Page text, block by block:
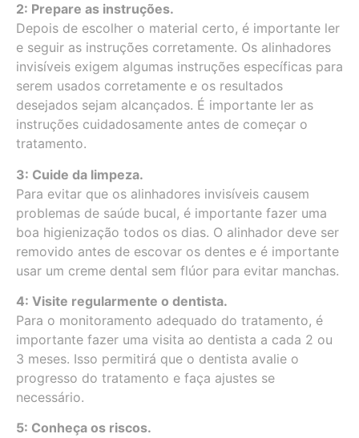
2: Prepare as instruções.
Depois de escolher o material certo, é importante ler
e seguir as instruções corretamente. Os alinhadores
invisíveis exigem algumas instruções específicas para
serem usados corretamente e os resultados
desejados sejam alcançados. É importante ler as
instruções cuidadosamente antes de começar o
tratamento.
3: Cuide da limpeza.
Para evitar que os alinhadores invisíveis causem
problemas de saúde bucal, é importante fazer uma
boa higienização todos os dias. O alinhador deve ser
removido antes de escovar os dentes e é importante
usar um creme dental sem flúor para evitar manchas.
4: Visite regularmente o dentista.
Para o monitoramento adequado do tratamento, é
importante fazer uma visita ao dentista a cada 2 ou
3 meses. Isso permitirá que o dentista avalie o
progresso do tratamento e faça ajustes se
necessário.
5: Conheça os riscos.